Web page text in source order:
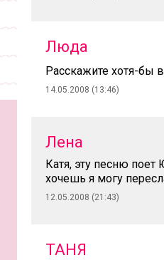
Люда
Расскажите хотя-бы
14.05.2008 (13:46)
Лена
Катя, эту песню поет
хочешь я могу
12.05.2008 (21:43)
ТАНЯ